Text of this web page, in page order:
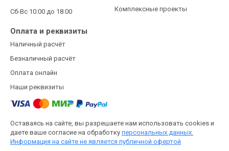
Сб-Вс 10:00 до 18:00
Комплексные проекты
Оплата и реквизиты
Наличный расчёт
Безналичный расчёт
Оплата онлайн
Наши реквизиты
Оставаясь на сайте, вы разрешаете нам использовать cookies и
даете ваше согласие на обработку персональных данных.
Информация на сайте не является публичной офертой